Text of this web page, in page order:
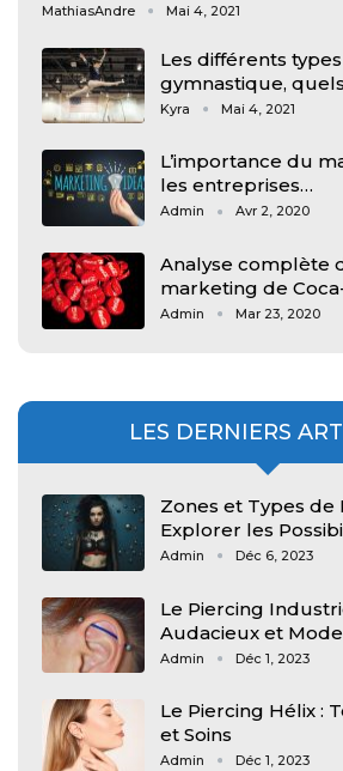
MathiasAndre Mai 4, 2021
Les différents
gymnastique,
Kyra Mai 4, 2021
L’importance du
les entreprises…
Admin Avr 2, 2020
Analyse complète
marketing de
Admin Mar 23, 2020
LES DERNIERS
Zones et Types de
Explorer les
Admin Déc 6, 2023
Le Piercing
Audacieux et
Admin Déc 1, 2023
Le Piercing Hélix :
et Soins
Admin Déc 1, 2023